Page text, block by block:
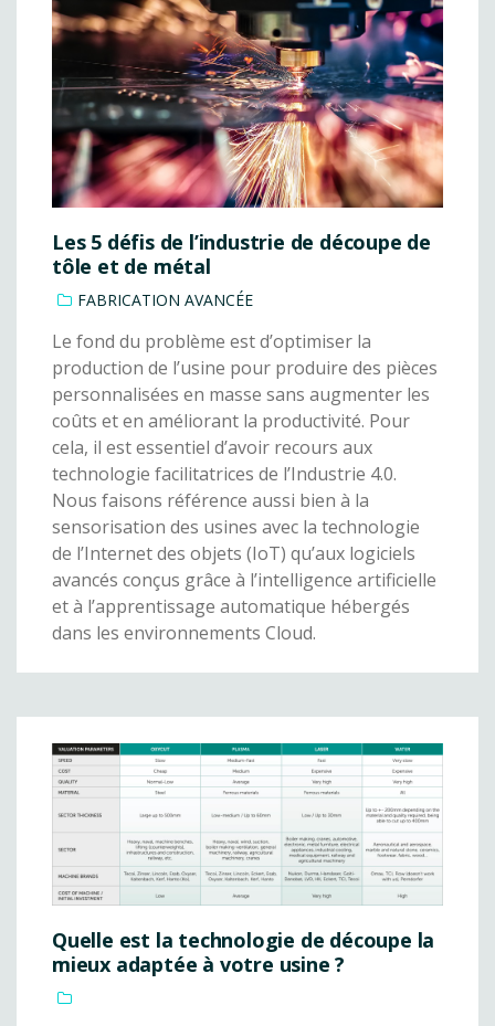
Les 5 défis de l’industrie de découpe de
tôle et de métal
FABRICATION AVANCÉE
Le fond du problème est d’optimiser la
production de l’usine pour produire des pièces
personnalisées en masse sans augmenter les
coûts et en améliorant la productivité. Pour
cela, il est essentiel d’avoir recours aux
technologie facilitatrices de l’Industrie 4.0.
Nous faisons référence aussi bien à la
sensorisation des usines avec la technologie
de l’Internet des objets (IoT) qu’aux logiciels
avancés conçus grâce à l’intelligence artificielle
et à l’apprentissage automatique hébergés
dans les environnements Cloud.
Quelle est la technologie de découpe la
mieux adaptée à votre usine ?